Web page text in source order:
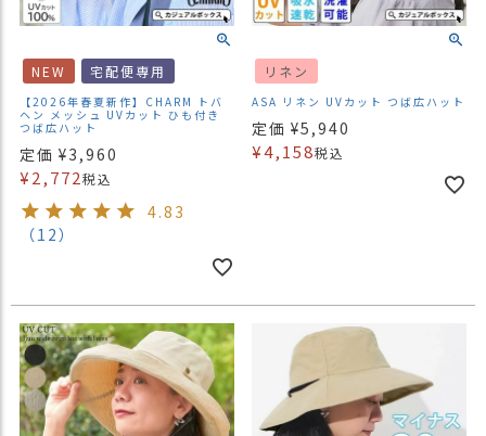
NEW 宅配便専用
【2026年春夏新作】CHARM トバ
ヘン メッシュ UVカット ひも付き
つば広ハット
定価 ¥3,960
¥2,772税込
4.83
（12）
リネン
ASA リネン UVカット つば広ハット
定価 ¥5,940
¥4,158税込